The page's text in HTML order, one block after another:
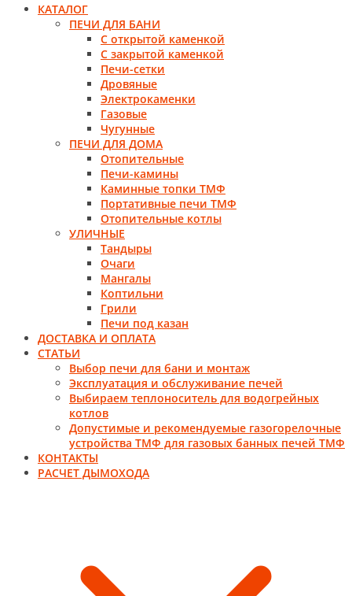
КАТАЛОГ
ПЕЧИ ДЛЯ БАНИ
С открытой каменкой
С закрытой каменкой
Печи-сетки
Дровяные
Электрокаменки
Газовые
Чугунные
ПЕЧИ ДЛЯ ДОМА
Отопительные
Печи-камины
Каминные топки ТМФ
Портативные печи ТМФ
Отопительные котлы
УЛИЧНЫЕ
Тандыры
Очаги
Мангалы
Коптильни
Грили
Печи под казан
ДОСТАВКА И ОПЛАТА
СТАТЬИ
Выбор печи для бани и монтаж
Эксплуатация и обслуживание печей
Выбираем теплоноситель для водогрейных
котлов
Допустимые и рекомендуемые газогорелочные
устройства ТМФ для газовых банных печей ТМФ
КОНТАКТЫ
РАСЧЕТ ДЫМОХОДА